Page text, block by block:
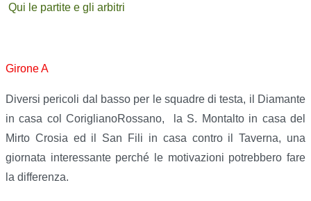
Qui le partite e gli arbitri
Girone A
Diversi pericoli dal basso per le squadre di testa, il Diamante
in casa col CoriglianoRossano,
la S. Montalto in casa del
Mirto Crosia ed il San Fili in casa contro il Taverna, una
giornata interessante perché le motivazioni potrebbero fare
la differenza.